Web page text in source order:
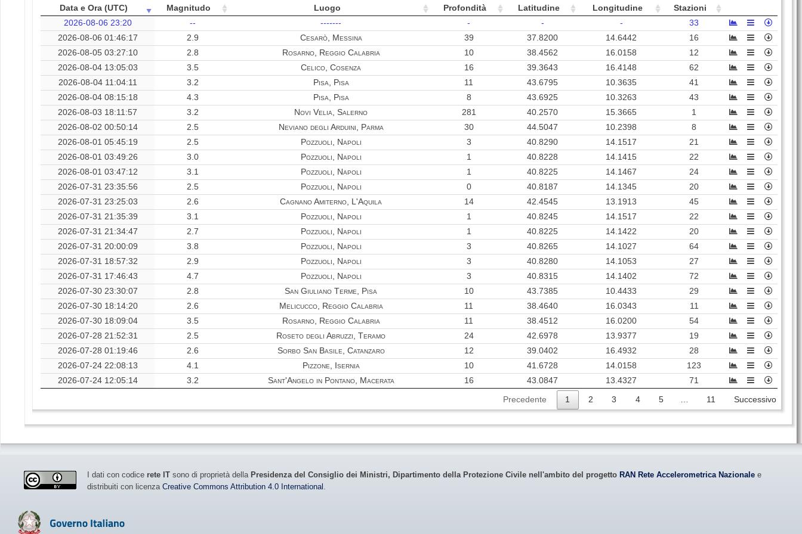
Data e Ora (UTC)
Magnitudo Luogo Profondità Latitudine Longitudine
Stazioni
2026-08-06 23:20
-- ------- - - -
33
2026-08-06 01:46:17
2.9 Cesarò, Messina 39 37.8200 14.6442
16
2026-08-05 03:27:10
2.8 Rosarno, Reggio Calabria 10 38.4562 16.0158
12
2026-08-04 13:05:03
3.5 Celico, Cosenza 16 39.3643 16.4148
62
2026-08-04 11:04:11
3.2 Pisa, Pisa 11 43.6795 10.3635
41
2026-08-04 08:15:18
4.3 Pisa, Pisa 8 43.6925 10.3263
43
2026-08-03 18:11:57
3.2 Novi Velia, Salerno 281 40.2570 15.3665
1
2026-08-02 00:50:14
2.5 Neviano degli Arduini, Parma 30 44.5047 10.2398
8
2026-08-01 05:45:19
2.5 Pozzuoli, Napoli 3 40.8290 14.1517
21
2026-08-01 03:49:26
3.0 Pozzuoli, Napoli 1 40.8228 14.1415
22
2026-08-01 03:47:12
3.1 Pozzuoli, Napoli 1 40.8225 14.1467
24
2026-07-31 23:35:56
2.5 Pozzuoli, Napoli 0 40.8187 14.1345
20
2026-07-31 23:25:03
2.6 Cagnano Amiterno, L'Aquila 14 42.4545 13.1913
45
2026-07-31 21:35:39
3.1 Pozzuoli, Napoli 1 40.8245 14.1517
22
2026-07-31 21:34:47
2.7 Pozzuoli, Napoli 1 40.8225 14.1422
20
2026-07-31 20:00:09
3.8 Pozzuoli, Napoli 3 40.8265 14.1027
64
2026-07-31 18:57:32
2.9 Pozzuoli, Napoli 3 40.8280 14.1053
27
2026-07-31 17:46:43
4.7 Pozzuoli, Napoli 3 40.8315 14.1402
72
2026-07-30 23:30:07
2.8 San Giuliano Terme, Pisa 10 43.7385 10.4433
29
2026-07-30 18:14:20
2.6 Melicucco, Reggio Calabria 11 38.4640 16.0343
11
2026-07-30 18:09:04
3.5 Rosarno, Reggio Calabria 11 38.4512 16.0200
54
2026-07-28 21:52:31
2.5 Roseto degli Abruzzi, Teramo 24 42.6978 13.9377
19
2026-07-28 01:19:46
2.6 Sorbo San Basile, Catanzaro 12 39.0402 16.4932
28
2026-07-24 22:08:13
4.1 Pizzone, Isernia 10 41.6728 14.0158
123
2026-07-24 12:05:14
3.2 Sant'Angelo in Pontano, Macerata 16 43.0847 13.4327 71
Precedente 1 2 3 4 5 11 Successivo
I dati con codice rete IT sono di proprietà della Presidenza del Consiglio dei Ministri, Dipartimento della Protezione Civile nell'ambito del progetto RAN Rete Accelerometrica Nazionale e
distribuiti con licenza Creative Commons Attribution 4.0 International .